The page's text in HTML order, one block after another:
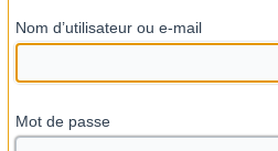
Nom d’utilisateur ou e-mail
Mot de passe